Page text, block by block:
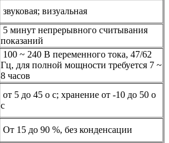
звуковая; визуальная
5 минут непрерывного считывания
показаний
100 ~ 240 В переменного тока, 47/62
Гц, для полной мощности требуется 7 ~
8 часов
от 5 до 45 о с; хранение от -10 до 50 о
с
От 15 до 90 %, без конденсации